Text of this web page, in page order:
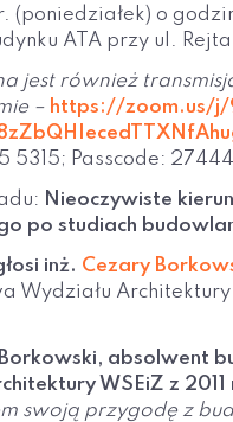
(poniedziałek) o
ATA przy ul.
jest również
– https://zoom.us/j/
5315; Passcode:
Nieoczywiste
po studiach
inż. Cezary
Wydziału Architektury
absolwent
WSEiZ z 2011
swoją przygodę z